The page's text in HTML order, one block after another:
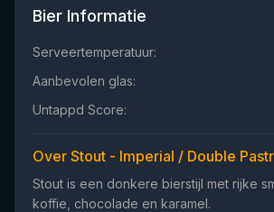
Bier Informatie
Serveertemperatuur:
Aanbevolen glas:
Untappd Score:
Over Stout - Imperial / Double
Stout is een donkere bierstijl met rijke
koffie, chocolade en karamel.